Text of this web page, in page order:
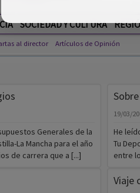
SOCIEDAD Y CULTURA
al director Artículos de Opinión
Generales de la
La Mancha para el año
de carrera que a [...]
19/03/
He
Tu
entre
Viaje